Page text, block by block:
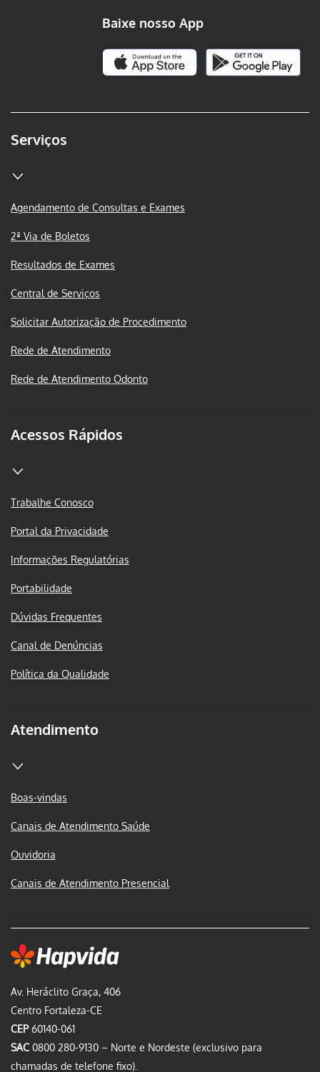
Av. Heráclito Graça, 406
Centro Fortaleza-CE
CEP60140-061
SAC 0800 280-9130 – Norte e Nordeste (exclusivo para
chamadas de telefone fixo).
Serviços
Agendamento de Consultas e Exames
2ª Via de Boletos
Resultados de Exames
Central de Serviços
Solicitar Autorização de Procedimento
Rede de Atendimento
Rede de Atendimento Odonto
Acessos Rápidos
Trabalhe Conosco
Portal da Privacidade
Informações Regulatórias
Portabilidade
Dúvidas Frequentes
Canal de Denúncias
Política da Qualidade
Atendimento
Boas-vindas
Canais de Atendimento Saúde
Ouvidoria
Canais de Atendimento Presencial
Baixe nosso App